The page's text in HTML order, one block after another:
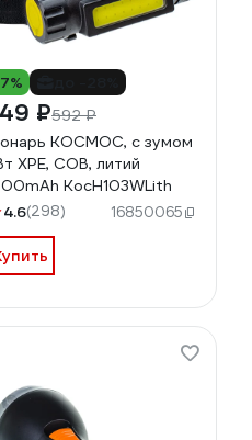
₽592 ₽
КОСМОС, с зумом
ХРЕ, СОВ, литий
KocH103WLith
4.6(298) 16850065